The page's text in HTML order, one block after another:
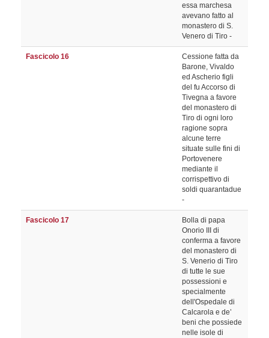
essa marchesa
avevano fatto al
monastero di S.
Venero di Tiro -
Fascicolo 16
Cessione fatta da
Barone, Vivaldo
ed Ascherio figli
del fu Accorso di
Tivegna a favore
del monastero di
Tiro di ogni loro
ragione sopra
alcune terre
situate sulle fini di
Portovenere
mediante il
corrispettivo di
soldi quarantadue
-
Fascicolo 17
Bolla di papa
Onorio III di
conferma a favore
del monastero di
S. Venerio di Tiro
di tutte le sue
possessioni e
specialmente
dell'Ospedale di
Calcarola e de’
beni che possiede
nelle isole di